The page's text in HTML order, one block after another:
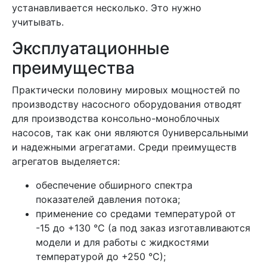
устанавливается несколько. Это нужно
учитывать.
Эксплуатационные
преимущества
Практически половину мировых мощностей по
производству насосного оборудования отводят
для производства консольно-моноблочных
насосов, так как они являются 0универсальными
и надежными агрегатами. Среди преимуществ
агрегатов выделяется:
обеспечение обширного спектра
показателей давления потока;
применение со средами температурой от
-15 до +130 °C (а под заказ изготавливаются
модели и для работы с жидкостями
температурой до +250 °C);